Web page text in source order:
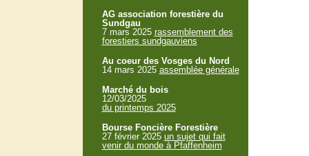
AG association forestière du
Sundgau
7 mars 2025 rassemblement des
forestiers sundgauviens
Au coeur des Vosges du Nord
14 mars 2025 assemblée générale
Marché du bois
12/03/2025
du printemps 2025
Bourse Foncière Forestière
27 février 2025 un sujet qui fait
venir du monde à Pfaffenheim